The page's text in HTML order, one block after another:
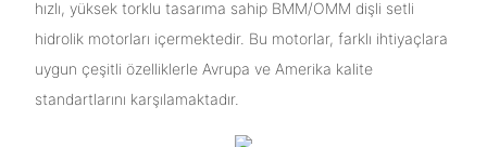
hızlı, yüksek torklu tasarıma sahip BMM/OMM dişli setli
hidrolik motorları içermektedir. Bu motorlar, farklı ihtiyaçlara
uygun çeşitli özelliklerle Avrupa ve Amerika kalite
standartlarını karşılamaktadır.